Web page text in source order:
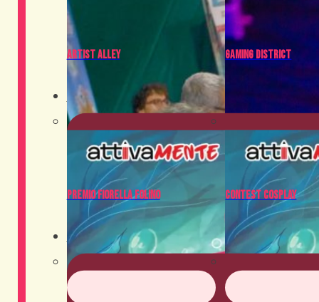
Artist Alley Gaming District
Contest
Premio Fiorella Folino Contest Cosplay
News